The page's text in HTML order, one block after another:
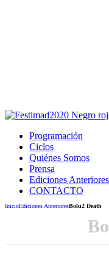
Programación
Ciclos
Quiénes Somos
Prensa
Ediciones Anteriores
CONTACTO
InicioEdiciones AnterioresBolu2 Death